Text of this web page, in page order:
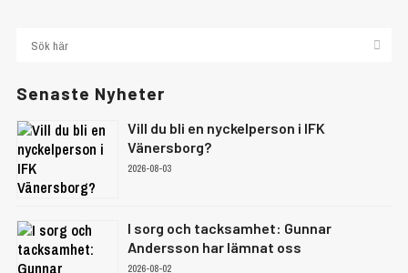
Senaste Nyheter
Vill du bli en nyckelperson i IFK
Vänersborg?
2026-08-03
I sorg och tacksamhet: Gunnar
Andersson har lämnat oss
2026-08-02